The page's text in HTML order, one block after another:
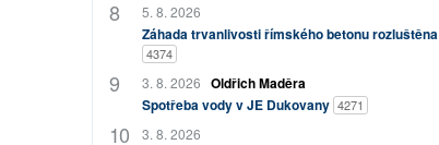
5. 8. 2026
Záhada trvanlivosti římského betonu rozluštěna
4374
3. 8. 2026 Oldřich Maděra
Spotřeba vody v JE Dukovany 4271
3. 8. 2026